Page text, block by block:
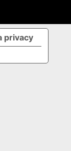
privacy